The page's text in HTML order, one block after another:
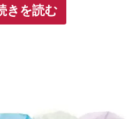
きを読む